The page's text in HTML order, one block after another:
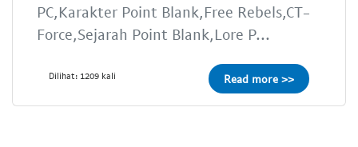
PC,Karakter Point Blank,Free Rebels,CT-
Force,Sejarah Point Blank,Lore P...
Dilihat: 1209 kali Read more >>